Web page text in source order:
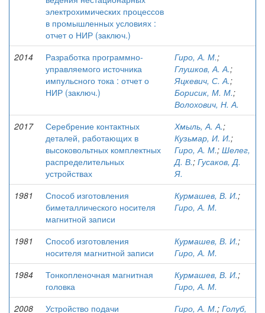
электрохимических процессов
в промышленных условиях :
отчет о НИР (заключ.)
2014
Разработка программно-
управляемого источника
импульсного тока : отчет о
НИР (заключ.)
Гиро, А. М.;
Глушков, А. А.;
Яцкевич, С. А.;
Борисик, М. М.;
Волохович, Н. А.
2017
Серебрение контактных
деталей, работающих в
высоковольтных комплектных
распределительных
устройствах
Хмыль, А. А.;
Кузьмар, И. И.;
Гиро, А. М.; Шелег,
Д. В.; Гусаков, Д.
Я.
1981
Способ изготовления
биметаллического носителя
магнитной записи
Курмашев, В. И.;
Гиро, А. М.
1981
Способ изготовления
носителя магнитной записи
Курмашев, В. И.;
Гиро, А. М.
1984
Тонкопленочная магнитная
головка
Курмашев, В. И.;
Гиро, А. М.
2008
Устройство подачи Гиро, А. М.; Голуб,